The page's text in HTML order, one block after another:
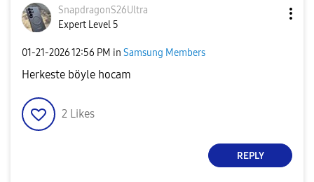
SnapdragonS26Ultra
Expert Level 5
‎01-21-202612:56 PM in Samsung Members
Herkeste böyle hocam
2 Likes
REPLY